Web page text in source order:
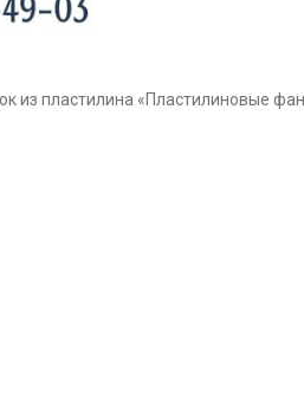
из пластилина «Пластилиновые